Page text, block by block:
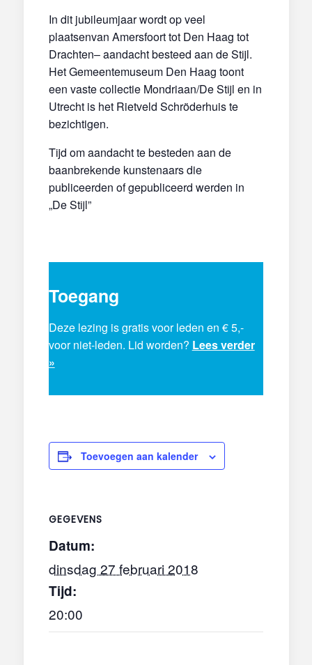
In dit jubileumjaar wordt op veel
plaatsenvan Amersfoort tot Den Haag tot
Drachten– aandacht besteed aan de Stijl.
Het Gemeentemuseum Den Haag toont
een vaste collectie Mondriaan/De Stijl en in
Utrecht is het Rietveld Schröderhuis te
bezichtigen.
Tijd om aandacht te besteden aan de
baanbrekende kunstenaars die
publiceerden of gepubliceerd werden in
„De Stijl”
Toegang
Deze lezing is gratis voor leden en € 5,-
voor niet-leden. Lid worden? Lees verder
»
Toevoegen aan kalender
GEGEVENS
Datum:
dinsdag 27 februari 2018
Tijd:
20:00